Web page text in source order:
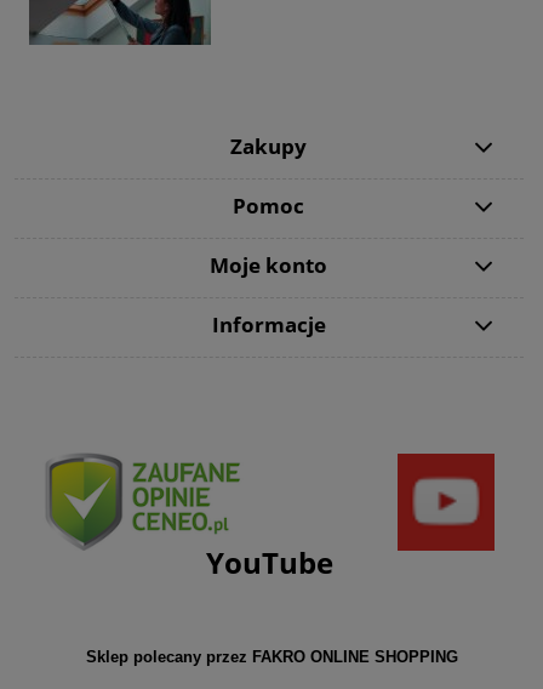
Zakupy
Pomoc
Moje konto
Informacje
YouTube
Sklep polecany przez FAKRO ONLINE SHOPPING